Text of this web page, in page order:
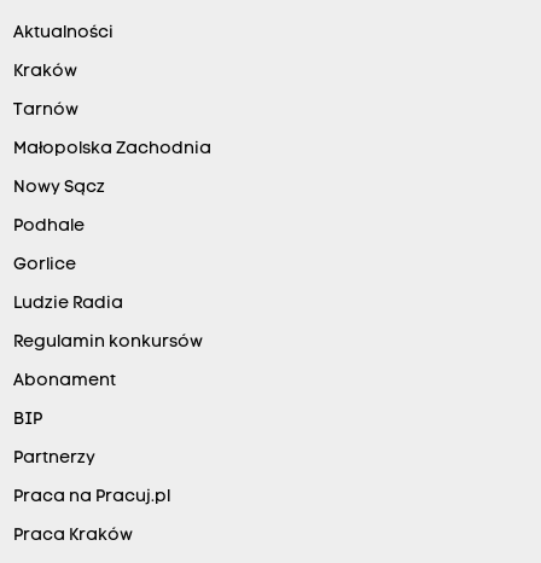
Aktualności
Kraków
Tarnów
Małopolska Zachodnia
Nowy Sącz
Podhale
Gorlice
Ludzie Radia
Regulamin konkursów
Abonament
BIP
Partnerzy
Praca na Pracuj.pl
Praca Kraków